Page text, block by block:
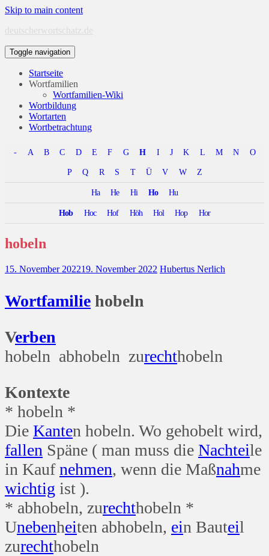
Skip to main content
deutscherwortschatz.de
Toggle navigation
Startseite
Wortfamilien
Wortfamilien-Wiki
Wortbildung
Wortarten
Wortbetrachtung
- A B C D E F G H I J K L M N O
P Q R S T Ü V W Z
Ha He Hi Ho Hu
Hob Hoc Hof Höh Hol Hop Hor
hobeln
15. November 202219. November 2022 Hubertus Nerlich
Wortfamilie hobeln
Verben
hobeln abhobeln zurechthobeln
Kontexte
* hobeln *
Die Kanten hobeln. Wo gehobelt wird,
fallen Späne ( man muss die Nachteile
in Kaufnehmen, wenn die Maßnahme
wichtig ist ).
* abhobeln, zurechthobeln *
Unebenheiten abhobeln, ein Bauteil
zurechthobeln